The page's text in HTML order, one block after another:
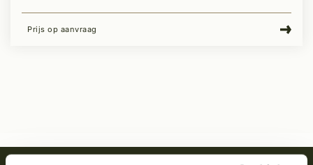
Prijs op aanvraag